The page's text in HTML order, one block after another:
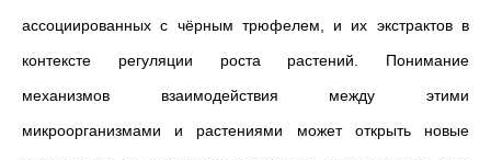
ассоциированных с чёрным трюфелем, и их экстрактов в
контексте регуляции роста растений. Понимание
механизмов взаимодействия между этими
микроорганизмами и растениями может открыть новые